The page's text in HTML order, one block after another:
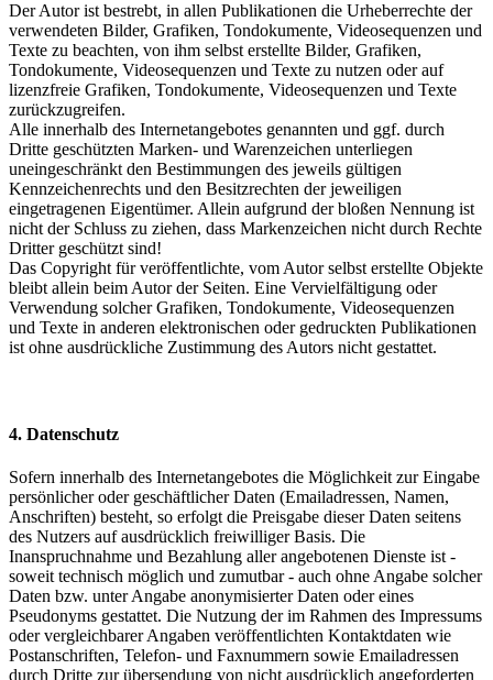
Der Autor ist bestrebt, in allen Publikationen die Urheberrechte der
verwendeten Bilder, Grafiken, Tondokumente, Videosequenzen und
Texte zu beachten, von ihm selbst erstellte Bilder, Grafiken,
Tondokumente, Videosequenzen und Texte zu nutzen oder auf
lizenzfreie Grafiken, Tondokumente, Videosequenzen und Texte
zurückzugreifen.
Alle innerhalb des Internetangebotes genannten und ggf. durch
Dritte geschützten Marken- und Warenzeichen unterliegen
uneingeschränkt den Bestimmungen des jeweils gültigen
Kennzeichenrechts und den Besitzrechten der jeweiligen
eingetragenen Eigentümer. Allein aufgrund der bloßen Nennung ist
nicht der Schluss zu ziehen, dass Markenzeichen nicht durch Rechte
Dritter geschützt sind!
Das Copyright für veröffentlichte, vom Autor selbst erstellte Objekte
bleibt allein beim Autor der Seiten. Eine Vervielfältigung oder
Verwendung solcher Grafiken, Tondokumente, Videosequenzen
und Texte in anderen elektronischen oder gedruckten Publikationen
ist ohne ausdrückliche Zustimmung des Autors nicht gestattet.
4. Datenschutz
Sofern innerhalb des Internetangebotes die Möglichkeit zur Eingabe
persönlicher oder geschäftlicher Daten (Emailadressen, Namen,
Anschriften) besteht, so erfolgt die Preisgabe dieser Daten seitens
des Nutzers auf ausdrücklich freiwilliger Basis. Die
Inanspruchnahme und Bezahlung aller angebotenen Dienste ist -
soweit technisch möglich und zumutbar - auch ohne Angabe solcher
Daten bzw. unter Angabe anonymisierter Daten oder eines
Pseudonyms gestattet. Die Nutzung der im Rahmen des Impressums
oder vergleichbarer Angaben veröffentlichten Kontaktdaten wie
Postanschriften, Telefon- und Faxnummern sowie Emailadressen
durch Dritte zur übersendung von nicht ausdrücklich angeforderten